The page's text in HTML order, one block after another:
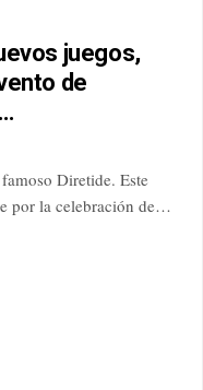
juegos,
de
Diretide. Este
por la celebración de…